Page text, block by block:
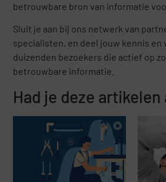
betrouwbare bron van informatie
Sluit je aan bij ons netwerk van
specialisten, en deel jouw kennis en
duizenden bezoekers die actief op
betrouwbare informatie.
Had je deze artikelen